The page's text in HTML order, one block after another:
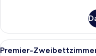
Premier
King
Balcony
Alle8
Premier-